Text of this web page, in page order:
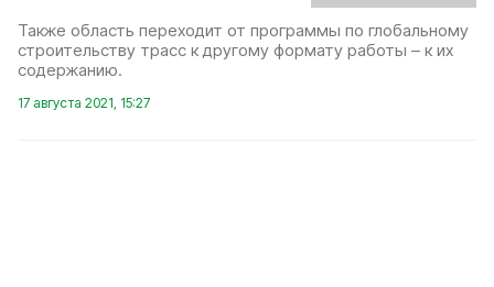
Также область переходит от программы по глобальному
строительству трасс к другому формату работы – к их
содержанию.
17 августа 2021, 15:27